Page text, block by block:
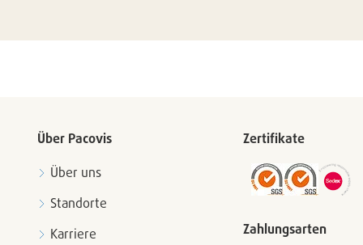
Über Pacovis
Über uns
Standorte
Karriere
Zertifikate
Zahlungsarten